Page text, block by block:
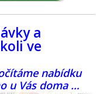
a
ve
nabídku
u Vás doma …